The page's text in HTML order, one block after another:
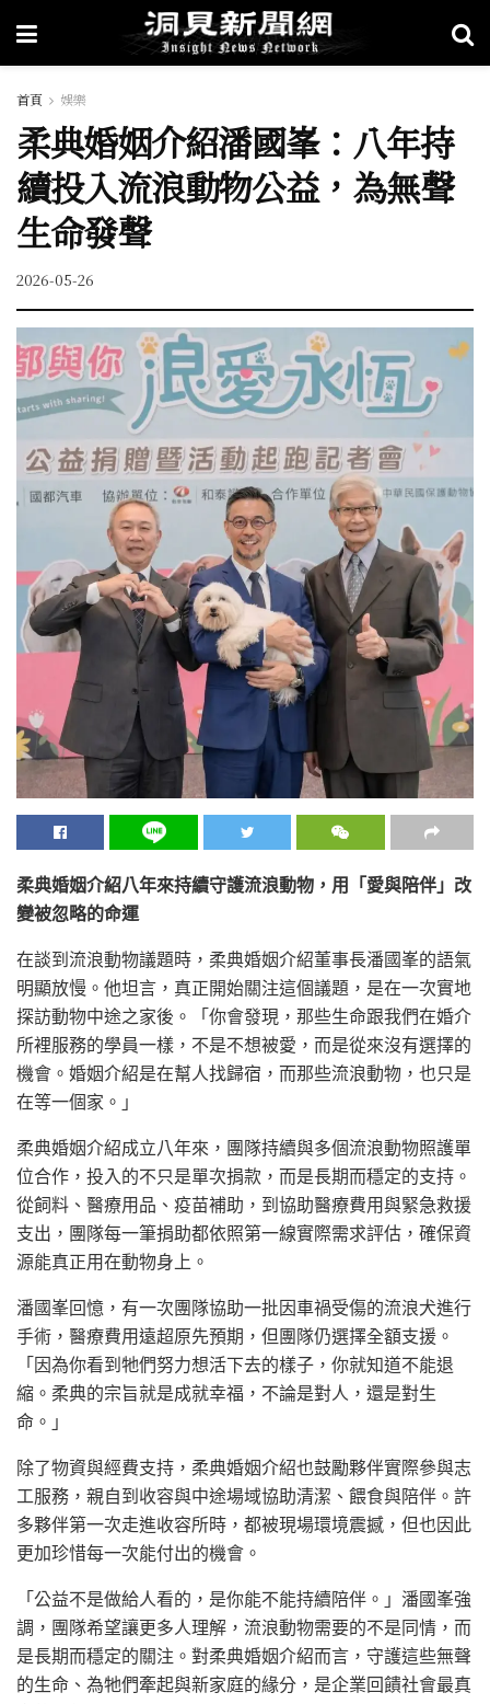
首頁 娛樂
柔典婚姻介紹潘國峯：八年持
續投入流浪動物公益，為無聲
生命發聲
2026-05-26
柔典婚姻介紹八年來持續守護流浪動物，用「愛與陪伴」改
變被忽略的命運
在談到流浪動物議題時，柔典婚姻介紹董事長潘國峯的語氣
明顯放慢。他坦言，真正開始關注這個議題，是在一次實地
探訪動物中途之家後。「你會發現，那些生命跟我們在婚介
所裡服務的學員一樣，不是不想被愛，而是從來沒有選擇的
機會。婚姻介紹是在幫人找歸宿，而那些流浪動物，也只是
在等一個家。」
柔典婚姻介紹成立八年來，團隊持續與多個流浪動物照護單
位合作，投入的不只是單次捐款，而是長期而穩定的支持。
從飼料、醫療用品、疫苗補助，到協助醫療費用與緊急救援
支出，團隊每一筆捐助都依照第一線實際需求評估，確保資
源能真正用在動物身上。
潘國峯回憶，有一次團隊協助一批因車禍受傷的流浪犬進行
手術，醫療費用遠超原先預期，但團隊仍選擇全額支援。
「因為你看到牠們努力想活下去的樣子，你就知道不能退
縮。柔典的宗旨就是成就幸福，不論是對人，還是對生
命。」
除了物資與經費支持，柔典婚姻介紹也鼓勵夥伴實際參與志
工服務，親自到收容與中途場域協助清潔、餵食與陪伴。許
多夥伴第一次走進收容所時，都被現場環境震撼，但也因此
更加珍惜每一次能付出的機會。
「公益不是做給人看的，是你能不能持續陪伴。」潘國峯強
調，團隊希望讓更多人理解，流浪動物需要的不是同情，而
是長期而穩定的關注。對柔典婚姻介紹而言，守護這些無聲
的生命、為牠們牽起與新家庭的緣分，是企業回饋社會最真